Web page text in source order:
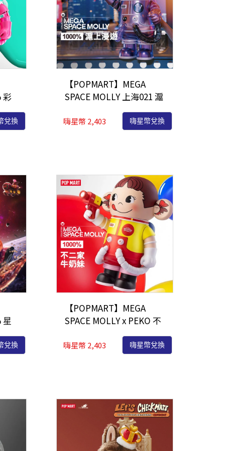
彩
兌換
【POPMART】MEGA
SPACE MOLLY 上海021 滬
嗨星幣 2,403 嗨星幣兌換
星
兌換
【POPMART】MEGA
SPACE MOLLY x PEKO 不
二家 牛奶妹 1000%
嗨星幣 2,403 嗨星幣兌換